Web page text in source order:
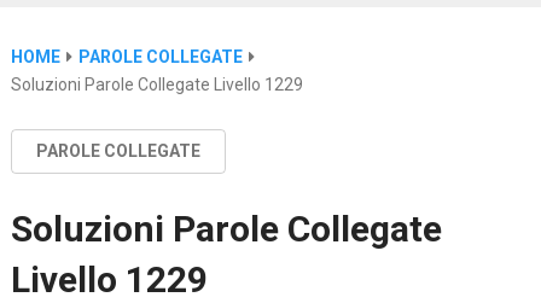
HOME
PAROLE COLLEGATE
Soluzioni Parole Collegate Livello 1229
PAROLE COLLEGATE
Soluzioni Parole Collegate
Livello 1229